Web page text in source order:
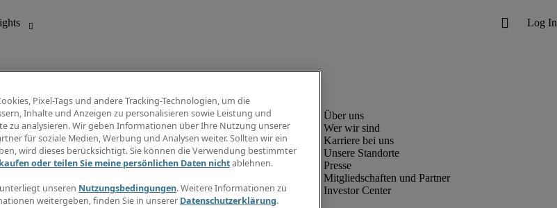
Info Center
Jobübersicht
Gehaltsübersicht
E-Learning
Wer wir sind
Karriere bei uns
Unsere Standorte
Presse
Mitgliedschaften und Partner
Investor Center
Pixel-Tags und andere Tracking-Technologien, um die
Inhalte und Anzeigen zu personalisieren sowie Leistung und
zu analysieren. Wir geben Informationen über Ihre Nutzung unserer
für soziale Medien, Werbung und Analysen weiter. Sollten wir ein
wird dieses berücksichtigt. Sie können die Verwendung bestimmter
oder teilen Sie meine persönlichen Daten nichtablehnen.
unseren Nutzungsbedingungen. Weitere Informationen zu
weitergeben, finden Sie in unserer Datenschutzerklärung.